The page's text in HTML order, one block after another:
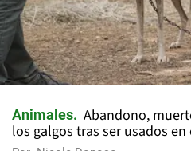
Animales
Abandono,
los galgos tras ser usados